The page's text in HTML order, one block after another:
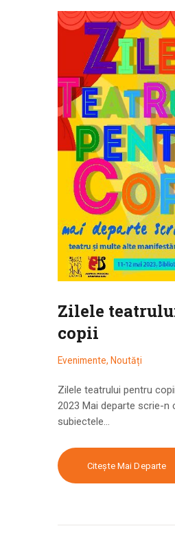
Zilele
copii
Evenimente, Noutăți
Zilele teatrului pentru
2023 Mai departe scrie-n
subiectele…
Citește Mai Departe